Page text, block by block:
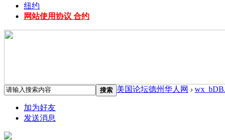
纽约
网站使用协议 合约
搜索 美国论坛德州华人网 ›
加为好友
发送消息